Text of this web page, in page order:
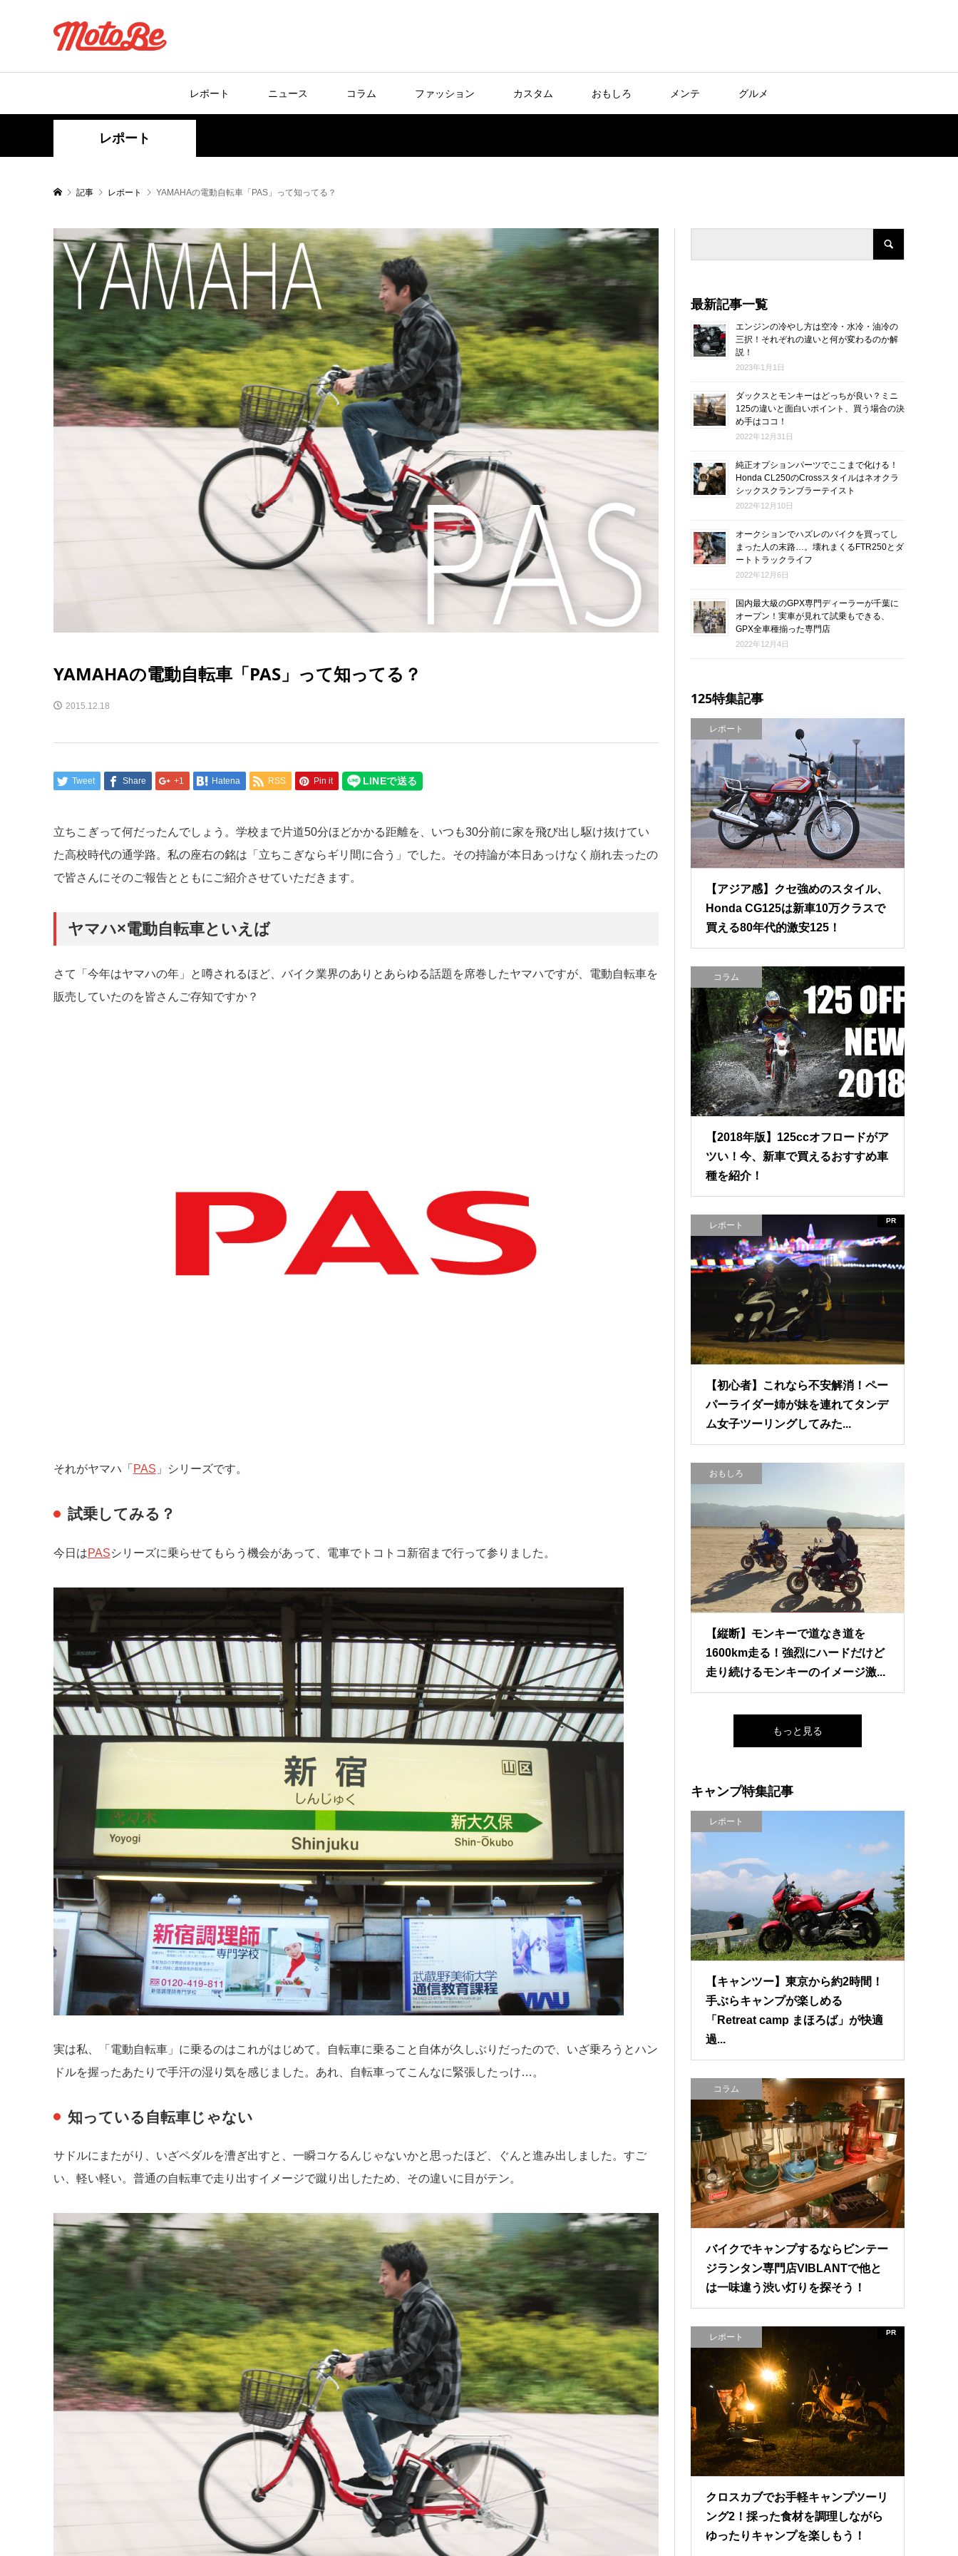
レポート ニュース コラム ファッション カスタム おもしろ メンテ グルメ
レポート
記事 レポート YAMAHAの電動自転車「PAS」って知ってる？
YAMAHAの電動自転車「PAS」って知ってる？
2015.12.18
Tweet Share +1 Hatena RSS Pin it
立ちこぎって何だったんでしょう。学校まで片道50分ほどかかる距離を、いつも30分前に家を飛び出し駆け抜けてい
た高校時代の通学路。私の座右の銘は「立ちこぎならギリ間に合う」でした。その持論が本日あっけなく崩れ去ったの
で皆さんにそのご報告とともにご紹介させていただきます。
ヤマハ×電動自転車といえば
さて「今年はヤマハの年」と噂されるほど、バイク業界のありとあらゆる話題を席巻したヤマハですが、電動自転車を
販売していたのを皆さんご存知ですか？
それがヤマハ「 PAS 」シリーズです。
試乗してみる？
今日はPASシリーズに乗らせてもらう機会があって、電車でトコトコ新宿まで行って参りました。
実は私、「電動自転車」に乗るのはこれがはじめて。自転車に乗ること自体が久しぶりだったので、いざ乗ろうとハン
ドルを握ったあたりで手汗の湿り気を感じました。あれ、自転車ってこんなに緊張したっけ…。
知っている自転車じゃない
サドルにまたがり、いざペダルを漕ぎ出すと、一瞬コケるんじゃないかと思ったほど、ぐんと進み出しました。すご
い、軽い軽い。普通の自転車で走り出すイメージで蹴り出したため、その違いに目がテン。
最新記事一覧
エンジンの冷やし方は空冷・水冷・油冷の
三択！それぞれの違いと何が変わるのか解
説！
2023年1月1日
ダックスとモンキーはどっちが良い？ミニ
125の違いと面白いポイント、買う場合の決
め手はココ！
2022年12月31日
純正オプションパーツでここまで化ける！
Honda CL250のCrossスタイルはネオクラ
シックスクランブラーテイスト
2022年12月10日
オークションでハズレのバイクを買ってし
まった人の末路…。壊れまくるFTR250とダ
ートトラックライフ
2022年12月6日
国内最大級のGPX専門ディーラーが千葉に
オープン！実車が見れて試乗もできる、
GPX全車種揃った専門店
2022年12月4日
125特集記事
レポート
【アジア感】クセ強めのスタイル、
Honda CG125は新車10万クラスで
買える80年代的激安125！
コラム
【2018年版】125ccオフロードがア
ツい！今、新車で買えるおすすめ車
種を紹介！
レポート PR
【初心者】これなら不安解消！ペー
パーライダー姉が妹を連れてタンデ
ム女子ツーリングしてみた...
おもしろ
【縦断】モンキーで道なき道を
1600km走る！強烈にハードだけど
走り続けるモンキーのイメージ激...
もっと見る
キャンプ特集記事
レポート
【キャンツー】東京から約2時間！
手ぶらキャンプが楽しめる
「Retreat camp まほろば」が快適
過...
コラム
バイクでキャンプするならビンテー
ジランタン専門店VIBLANTで他と
は一味違う渋い灯りを探そう！
レポート PR
クロスカブでお手軽キャンプツーリ
ング2！採った食材を調理しながら
ゆったりキャンプを楽しもう！